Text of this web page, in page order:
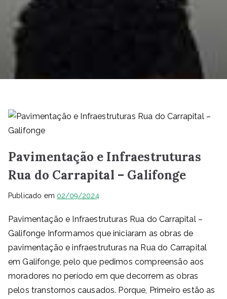
Pavimentação e Infraestruturas
Rua do Carrapital – Galifonge
Publicado em 02/09/2024
Pavimentação e Infraestruturas Rua do Carrapital –
Galifonge Informamos que iniciaram as obras de
pavimentação e infraestruturas na Rua do Carrapital
em Galifonge, pelo que pedimos compreensão aos
moradores no período em que decorrem as obras
pelos transtornos causados. Porque, Primeiro estão as